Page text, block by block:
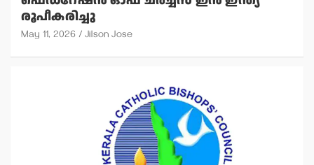
രൂപീകരിച്ചു
May 11, 2026 Jilson Jose